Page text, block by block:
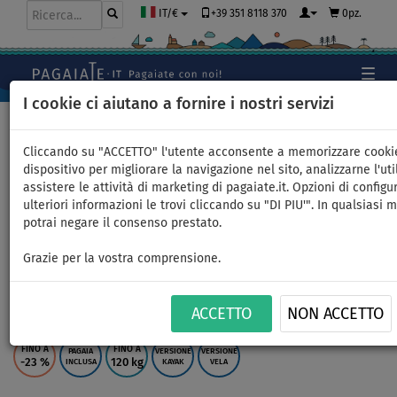
I cookie ci aiutano a fornire i nostri servizi
Cliccando su "ACCETTO" l'utente acconsente a memorizzare
dispositivo per migliorare la navigazione nel sito, analizzarne
assistere le attività di marketing di pagaiate.it. Opzioni di
ulteriori informazioni le trovi cliccando su "DI PIU'". In qualsiasi
potrai negare il consenso prestato.
Grazie per la vostra comprensione.
ACCETTO NON ACCETTO
IT/€ +39 351 8118 370 0pz.
SUP GLADIATOR WindSUP 10'7
completo di vela - SUP
gonfiabile, WindSUP e kayak -
superficie: 2,0m
FINO A
-23 %
PAGAIA
INCLUSA
FINO A
120 kg
VERSIONE
KAYAK
VERSIONE
VELA